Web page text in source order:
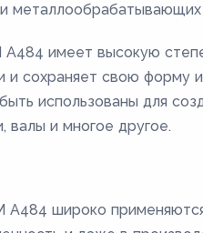
металлообрабатывающих
A484 имеет высокую
и сохраняет свою форму
использованы для
валы и многое другое.
A484 широко